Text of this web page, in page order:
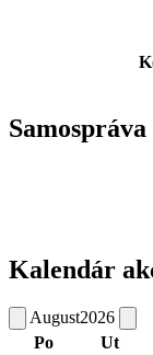
Kalendár
August2026
Po
Ut